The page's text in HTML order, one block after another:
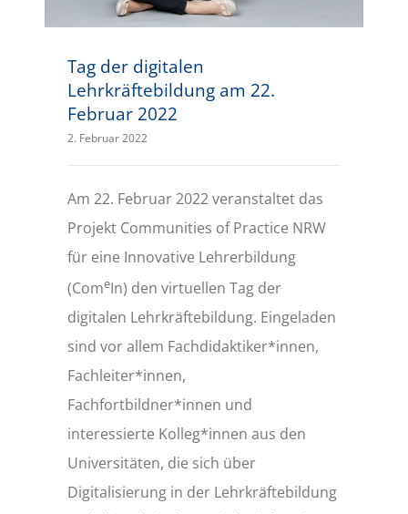
Tag der digitalen
Lehrkräftebildung am 22.
Februar 2022
2. Februar 2022
Am 22. Februar 2022 veranstaltet das
Projekt Communities of Practice NRW
für eine Innovative Lehrerbildung
(ComeIn) den virtuellen Tag der
digitalen Lehrkräftebildung. Eingeladen
sind vor allem Fachdidaktiker*innen,
Fachleiter*innen,
Fachfortbildner*innen und
interessierte Kolleg*innen aus den
Universitäten, die sich über
Digitalisierung in der Lehrkräftebildung